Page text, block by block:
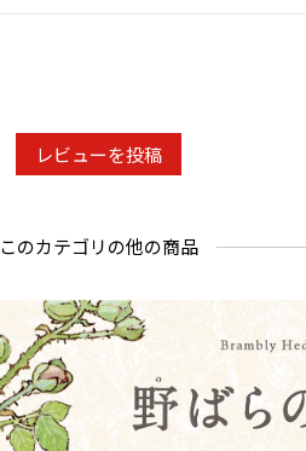
レビューを投稿
このカテゴリの他の商品